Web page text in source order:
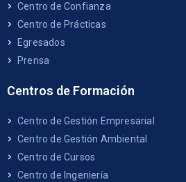
Centro de Confianza
Centro de Prácticas
Egresados
Prensa
Centros de Formación
Centro de Gestión Empresarial
Centro de Gestión Ambiental
Centro de Cursos
Centro de Ingeniería